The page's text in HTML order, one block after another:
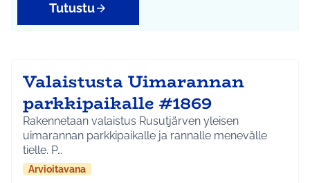
Tutustu
Valaistusta Uimarannan
parkkipaikalle #1869
Rakennetaan valaistus Rusutjärven yleisen
uimarannan parkkipaikalle ja rannalle menevälle
tielle. P…
Arvioitavana